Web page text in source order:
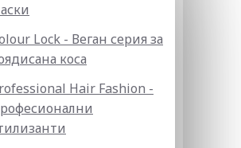
Lock - Веган серия за
коса
Hair Fashion -